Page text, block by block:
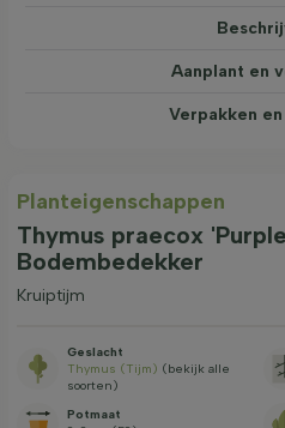
Aanplant en
Verpakken
Planteigenschappen
Thymus praecox
Bodembedekker
Kruiptijm
Geslacht
Thymus (Tijm) (bekijk alle
soorten)
Potmaat